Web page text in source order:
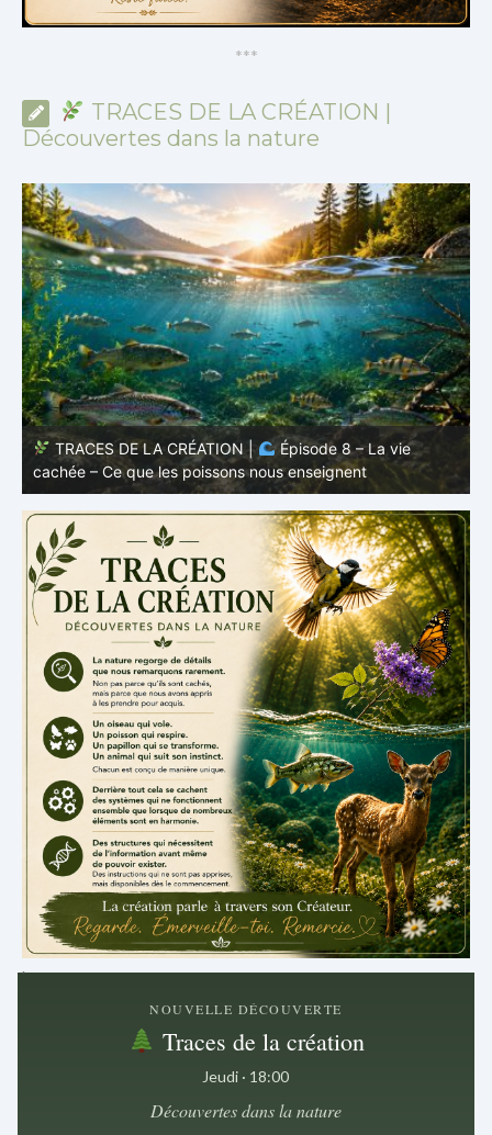
***
TRACES DE LA CRÉATION |
Découvertes dans la nature
TRACES DE LA CRÉATION |
Épisode 7: La vie cachée
– Pourquoi les poissons restent des poissons
.
NOUVELLE DÉCOUVERTE
Traces de la création
Jeudi · 18:00
Découvertes dans la nature